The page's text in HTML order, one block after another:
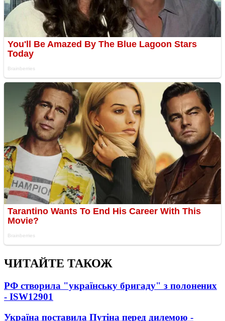
ЧИТАЙТЕ ТАКОЖ
РФ створила "українську бригаду" з полонених
- ISW12901
Україна поставила Путіна перед дилемою -